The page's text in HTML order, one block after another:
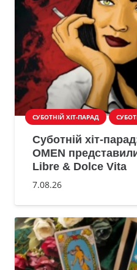
СУБОТНІЙ ХІТ-ПАРАД
Суботній хіт-
OMEN
Libre & Dolce Vita
7.08.26